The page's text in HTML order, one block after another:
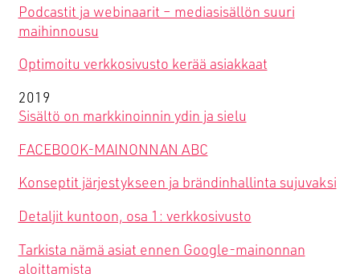
Podcastit ja webinaarit – mediasisällön suuri
maihinnousu
Optimoitu verkkosivusto kerää asiakkaat
2019
Sisältö on markkinoinnin ydin ja sielu
FACEBOOK-MAINONNAN ABC
Konseptit järjestykseen ja brändinhallinta sujuvaksi
Detaljit kuntoon, osa 1: verkkosivusto
Tarkista nämä asiat ennen Google-mainonnan
aloittamista